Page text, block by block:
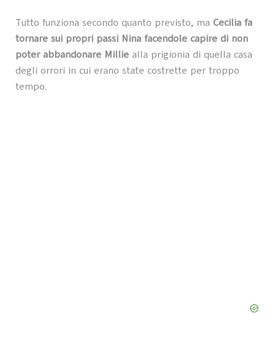
Tutto funziona secondo quanto previsto, ma Cecilia fa
tornare sui propri passi Nina facendole capire di non
poter abbandonare Milliealla prigionia di quella casa
degli orrori in cui erano state costrette per troppo
tempo.